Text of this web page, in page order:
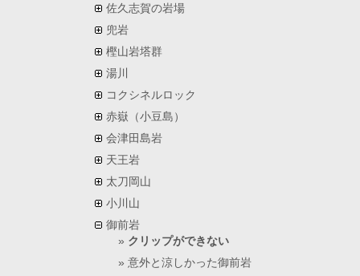
佐久志賀の岩場
兜岩
樫山岩塔群
湯川
コクシネルロック
赤嶽（小豆島）
会津田島岩
天王岩
太刀岡山
小川山
御前岩
クリップができない
意外と涼しかった御前岩